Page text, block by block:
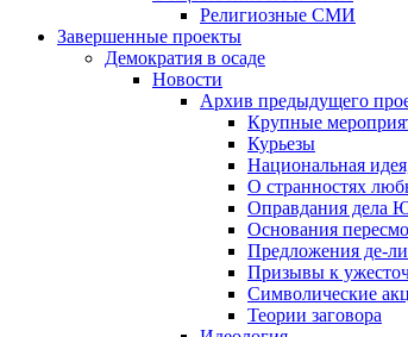
Религиозные СМИ
Завершенные проекты
Демократия в осаде
Новости
Архив предыдущего
Крупные
Курьезы
Национальная
О странностях
Оправдания дела
Основания
Предложения де-
Призывы к
Символические
Теории заговора